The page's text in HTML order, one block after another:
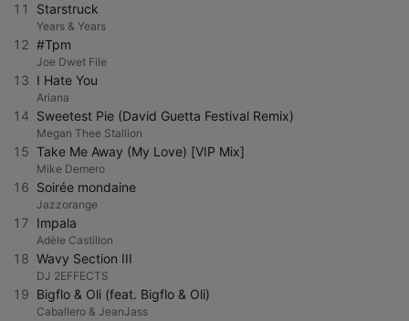
11 Starstruck
Years & Years
12 #Tpm
Joe Dwet File
13 I Hate You
Ariana
14 Sweetest Pie (David Guetta Festival Remix)
Megan Thee Stallion
15 Take Me Away (My Love) [VIP Mix]
Mike Demero
16 Soirée mondaine
Jazzorange
17 Impala
Adèle Castillon
18 Wavy Section III
DJ 2EFFECTS
19 Bigflo & Oli (feat. Bigflo & Oli)
Caballero & JeanJass